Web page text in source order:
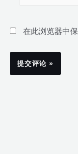
字
在此浏览器中